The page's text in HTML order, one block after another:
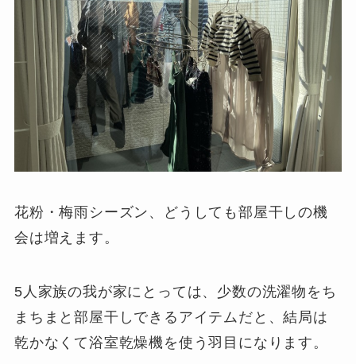
花粉・梅雨シーズン、どうしても部屋干しの機
会は増えます。
5人家族の我が家にとっては、少数の洗濯物をち
まちまと部屋干しできるアイテムだと、結局は
乾かなくて浴室乾燥機を使う羽目になります。